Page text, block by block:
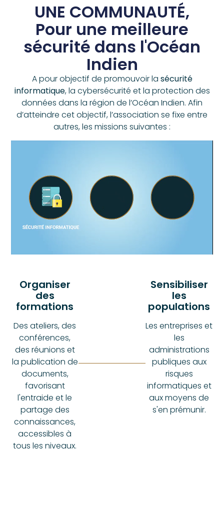
UNE COMMUNAUTÉ,
Pour une meilleure
sécurité dans l'Océan
Indien
A pour objectif de promouvoir la sécurité
informatique, la cybersécurité et la protection des
données dans la région de l’Océan Indien. Afin
d’atteindre cet objectif, l’association se fixe entre
autres, les missions suivantes :
Organiser
des
formations
Des ateliers, des
conférences,
des réunions et
la publication de
documents,
favorisant
l'entraide et le
partage des
connaissances,
accessibles à
tous les niveaux.
Sensibiliser
les
populations
Les entreprises et
les
administrations
publiques aux
risques
informatiques et
aux moyens de
s'en prémunir.